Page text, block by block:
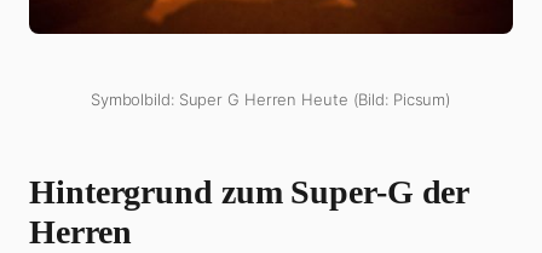
Symbolbild: Super G Herren Heute (Bild: Picsum)
Hintergrund zum Super-G der
Herren